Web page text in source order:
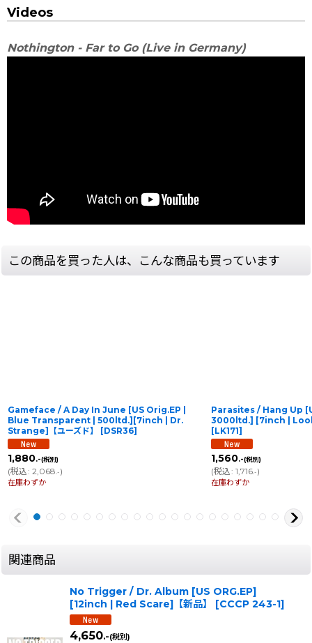
Videos
Nothington - Far to Go (Live in Germany)
この商品を買った人は、こんな商品も買っています
Gameface / A Day In June [US Orig.EP |
Blue Transparent | 500ltd.][7inch | Dr.
Strange]【ユーズド】
[DSR36]
1,880.-(税別)
(税込: 2,068 .-)
在庫わずか
Parasites / Hang Up
3000ltd.] [7inch |
[LK171]
1,560.-(税別)
(税込: 1,716.-)
在庫わずか
関連商品
No Trigger / Dr. Album [US ORG.EP]
[12inch | Red Scare]【新品】
[CCCP 243-1]
4,650.-(税別)